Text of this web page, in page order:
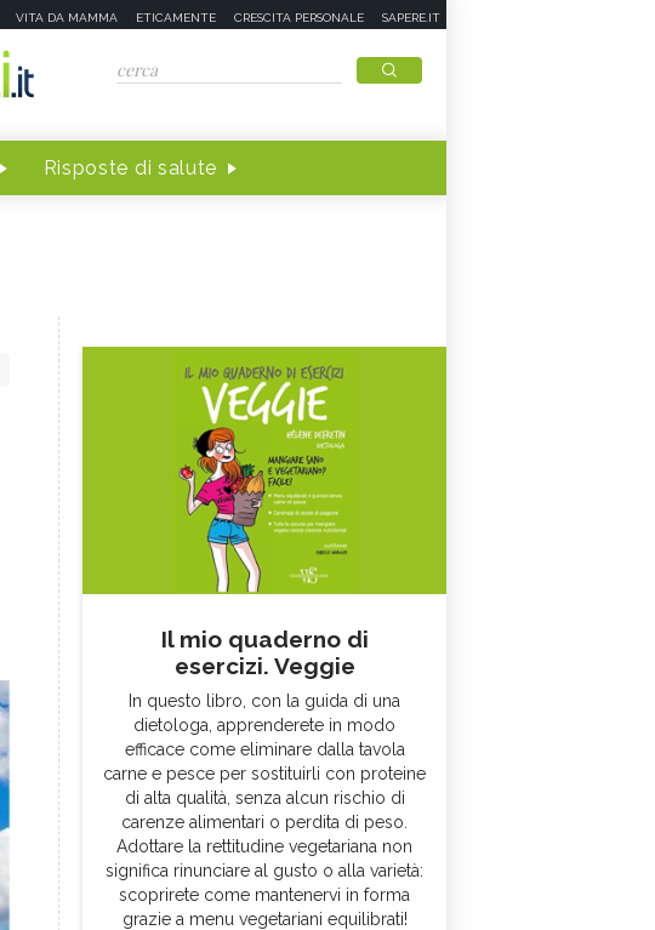
VITA DA MAMMA ETICAMENTE CRESCITA PERSONALE SAPERE.IT
Risposte di salute
Il mio quaderno di
esercizi. Veggie
In questo libro, con la guida di una
dietologa, apprenderete in modo
efficace come eliminare dalla tavola
carne e pesce per sostituirli con proteine
di alta qualità, senza alcun rischio di
carenze alimentari o perdita di peso.
Adottare la rettitudine vegetariana non
significa rinunciare al gusto o alla varietà:
scoprirete come mantenervi in forma
grazie a menu vegetariani equilibrati!